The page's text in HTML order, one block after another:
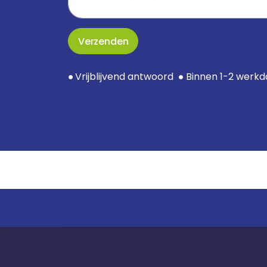
Verzenden
● Vrijblijvend antwoord ● Binnen 1-2